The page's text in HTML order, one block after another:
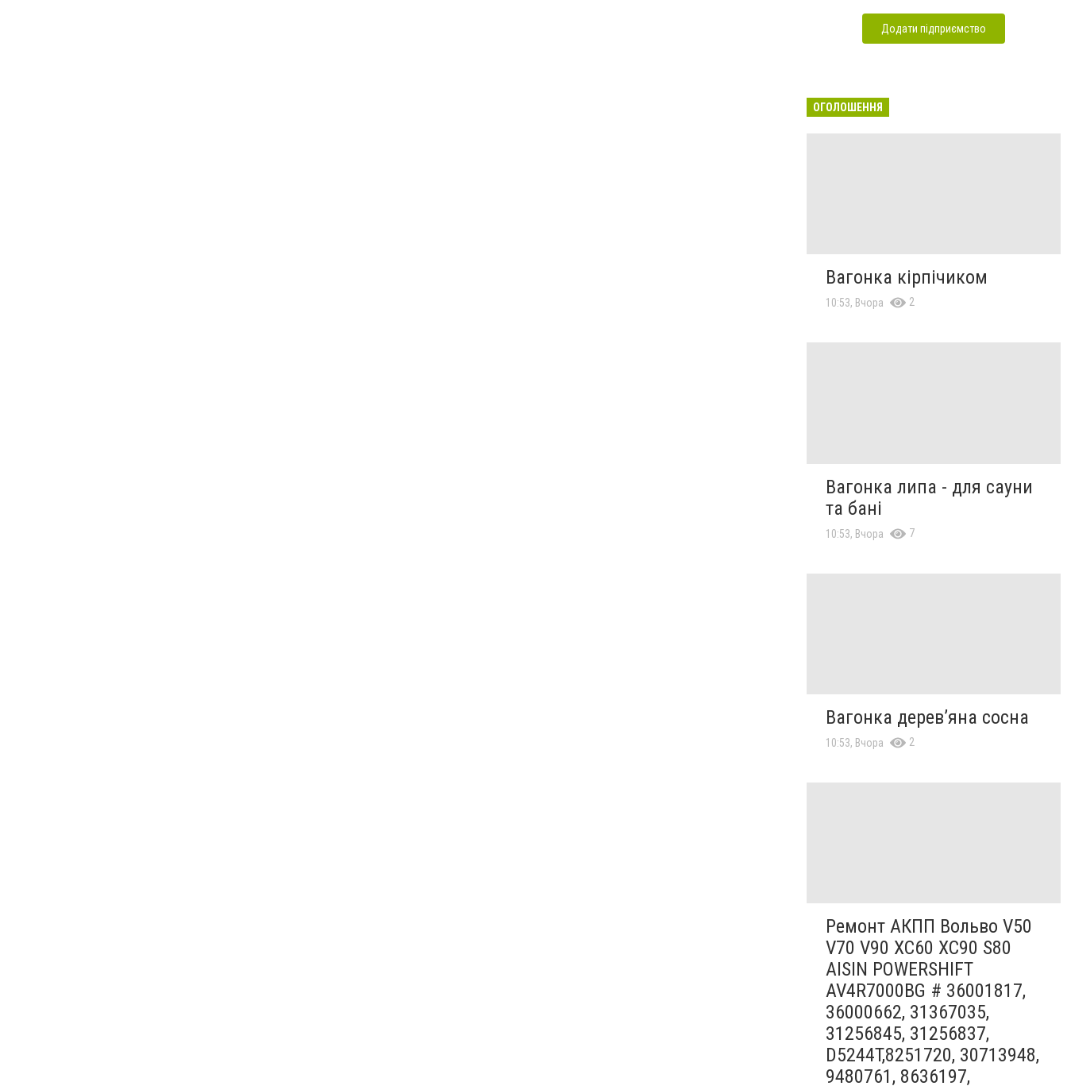
Додати підприємство
ОГОЛОШЕННЯ
Вагонка кірпічиком
10:53, Вчора 2
Вагонка липа - для сауни
та бані
10:53, Вчора 7
Вагонка дерев’яна сосна
10:53, Вчора 2
Ремонт АКПП Вольво V50
V70 V90 XC60 XC90 S80
AISIN POWERSHIFT
AV4R7000BG # 36001817,
36000662, 31367035,
31256845, 31256837,
D5244T,8251720, 30713948,
9480761, 8636197,